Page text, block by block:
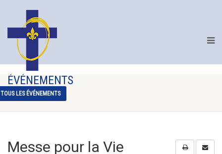
ÉVÉNEMENTS
TOUS LES ÉVÉNEMENTS
Messe pour la Vie